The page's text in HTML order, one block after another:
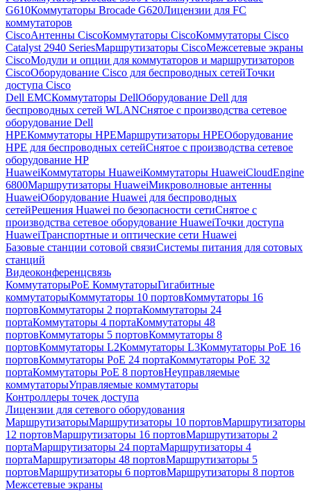
G610Коммутаторы Brocade G620Лицензии для FC
коммутаторов
CiscoАнтенны CiscoКоммутаторы CiscoКоммутаторы Cisco
Catalyst 2940 SeriesМаршрутизаторы CiscoМежсетевые экраны
CiscoМодули и опции для коммутаторов и маршрутизаторов
CiscoОборудование Cisco для беспроводных сетейТочки
доступа Cisco
Dell EMCКоммутаторы DellОборудование Dell для
беспроводных сетей WLANСнятое с производства сетевое
оборудование Dell
HPEКоммутаторы HPEМаршрутизаторы HPEОборудование
HPE для беспроводных сетейСнятое с производства сетевое
оборудование HP
HuaweiКоммутаторы HuaweiКоммутаторы HuaweiCloudEngine
6800Маршрутизаторы HuaweiМикроволновые антенны
HuaweiОборудование Huawei для беспроводных
сетейРешения Huawei по безопасности сетиСнятое с
производства сетевое оборудование HuaweiТочки доступа
HuaweiТранспортные и оптические сети Huawei
Базовые станции сотовой связиСистемы питания для сотовых
станций
Видеоконференцсвязь
КоммутаторыPoE КоммутаторыГигабитные
коммутаторыКоммутаторы 10 портовКоммутаторы 16
портовКоммутаторы 2 портаКоммутаторы 24
портаКоммутаторы 4 портаКоммутаторы 48
портовКоммутаторы 5 портовКоммутаторы 8
портовКоммутаторы L2Коммутаторы L3Коммутаторы PoE 16
портовКоммутаторы PoE 24 портаКоммутаторы PoE 32
портаКоммутаторы PoE 8 портовНеуправляемые
коммутаторыУправляемые коммутаторы
Контроллеры точек доступа
Лицензии для сетевого оборудования
МаршрутизаторыМаршрутизаторы 10 портовМаршрутизаторы
12 портовМаршрутизаторы 16 портовМаршрутизаторы 2
портаМаршрутизаторы 24 портаМаршрутизаторы 4
портаМаршрутизаторы 48 портовМаршрутизаторы 5
портовМаршрутизаторы 6 портовМаршрутизаторы 8 портов
Межсетевые экраны